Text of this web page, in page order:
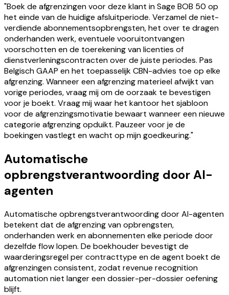
"Boek de afgrenzingen voor deze klant in Sage BOB 50 op
het einde van de huidige afsluitperiode. Verzamel de niet-
verdiende abonnementsopbrengsten, het over te dragen
onderhanden werk, eventuele vooruitontvangen
voorschotten en de toerekening van licenties of
dienstverleningscontracten over de juiste periodes. Pas
Belgisch GAAP en het toepasselijk CBN-advies toe op elke
afgrenzing. Wanneer een afgrenzing materieel afwijkt van
vorige periodes, vraag mij om de oorzaak te bevestigen
voor je boekt. Vraag mij waar het kantoor het sjabloon
voor de afgrenzingsmotivatie bewaart wanneer een nieuwe
categorie afgrenzing opduikt. Pauzeer voor je de
boekingen vastlegt en wacht op mijn goedkeuring."
Automatische
opbrengstverantwoording door AI-
agenten
Automatische opbrengstverantwoording door AI-agenten
betekent dat de afgrenzing van opbrengsten,
onderhanden werk en abonnementen elke periode door
dezelfde flow lopen. De boekhouder bevestigt de
waarderingsregel per contracttype en de agent boekt de
afgrenzingen consistent, zodat revenue recognition
automation niet langer een dossier-per-dossier oefening
blijft.